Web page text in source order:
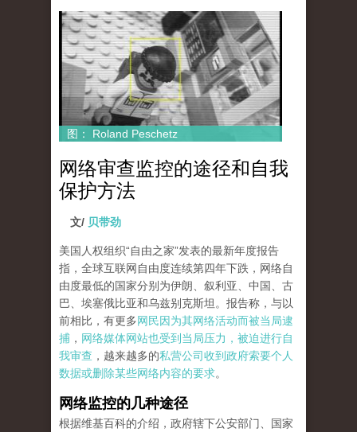
untitled.jpg
图： Roland Peschetz
网络审查监控的途径和自我
保护方法
文/ 贝带劲
美国人权组织“自由之家”发表的最新年度报告
指，全球互联网自由度连续第四年下跌，网络自
由度最低的国家分别为伊朗、叙利亚、中国、古
巴、埃塞俄比亚和乌兹别克斯坦。报告称，与以
前相比，有更多网民因为其网络活动而被当局逮
捕 ， 网络媒体网站也受到当局压力，被迫进行自
我审查 ，越来越多的私营公司收到政府索要个人
数据或删除某些网络内容的要求。
网络监控的几种途径
根据维基百科的介绍，政府辖下公安部门、国家